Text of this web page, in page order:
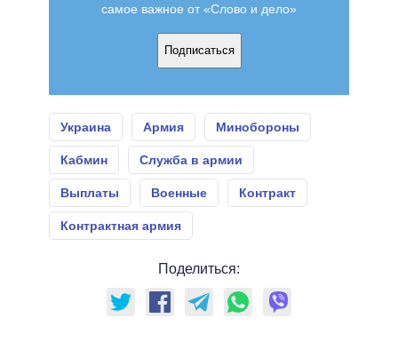
самое важное от «Слово и дело»
Подписаться
Украина Армия Минобороны
Кабмин Служба в армии
Выплаты Военные Контракт
Контрактная армия
Поделиться: